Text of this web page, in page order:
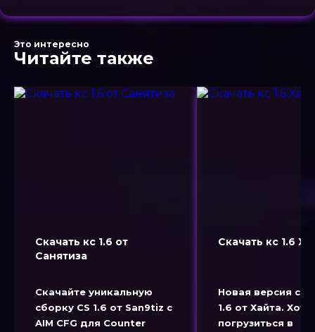
Это интересно
Читайте также
Скачать кс 1.6 от
Санятиза
Скачайте уникальную
сборку CS 1.6 от San9tiz с
AIM CFG для Counter
Скачать кс 1.6
Новая версия
1.6 от Хайта.
погрузиться в